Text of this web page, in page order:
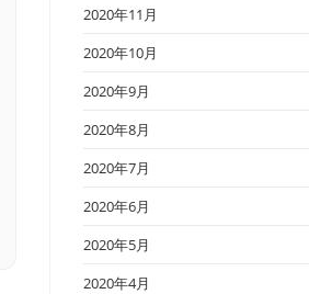
2020年11月
2020年10月
2020年9月
2020年8月
2020年7月
2020年6月
2020年5月
2020年4月